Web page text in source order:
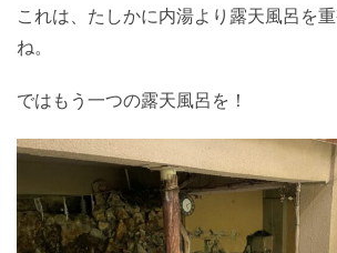
これは、たしかに内湯より露天風呂を
ね。
ではもう一つの露天風呂を！